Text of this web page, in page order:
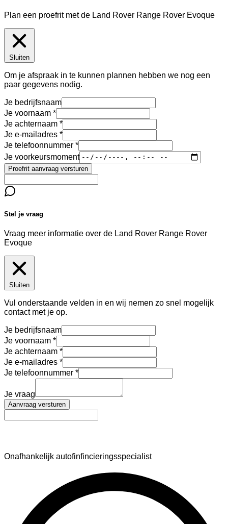
Plan een proefrit met de Land Rover Range Rover Evoque
Sluiten
Om je afspraak in te kunnen plannen hebben we nog een
paar gegevens nodig.
Je bedrijfsnaam
Je voornaam
Je achternaam
Je e-mailadres
Je telefoonnummer
Je voorkeursmoment
Proefrit aanvraag versturen
Stel je vraag
Vraag meer informatie over de Land Rover Range Rover
Evoque
Sluiten
Vul onderstaande velden in en wij nemen zo snel mogelijk
contact met je op.
Je bedrijfsnaam
Je voornaam
Je achternaam
Je e-mailadres
Je telefoonnummer
Je vraag
Aanvraag versturen
Onafhankelijk autofinfincieringsspecialist